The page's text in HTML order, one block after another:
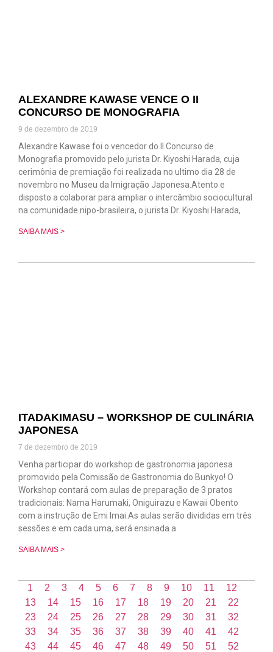
ALEXANDRE KAWASE VENCE O II
CONCURSO DE MONOGRAFIA
9 de dezembro de 2019
Alexandre Kawase foi o vencedor do II Concurso de
Monografia promovido pelo jurista Dr. Kiyoshi Harada, cuja
cerimônia de premiação foi realizada no ultimo dia 28 de
novembro no Museu da Imigração Japonesa.Atento e
disposto a colaborar para ampliar o intercâmbio sociocultural
na comunidade nipo-brasileira, o jurista Dr. Kiyoshi Harada,
SAIBA MAIS >
ITADAKIMASU – WORKSHOP DE CULINÁRIA
JAPONESA
7 de dezembro de 2019
Venha participar do workshop de gastronomia japonesa
promovido pela Comissão de Gastronomia do Bunkyo! O
Workshop contará com aulas de preparação de 3 pratos
tradicionais: Nama Harumaki, Oniguirazu e Kawaii Obento
com a instrução de Emi Imai.As aulas serão divididas em três
sessões e em cada uma, será ensinada a
SAIBA MAIS >
1 2 3 4 5 6 7 8 9 10 11
12
13
14 15 16 17 18 19 20 21
22
23
24 25 26 27 28 29 30 31
32
33
34 35 36 37 38 39 40 41
42
43
44 45 46 47 48 49 50 51
52